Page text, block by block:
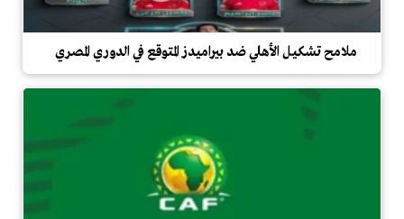
ملامح تشكيل الأهلي ضد بيراميدز المتوقع في الدوري المصري